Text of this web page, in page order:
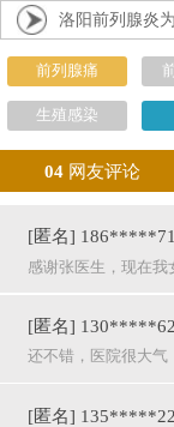
洛阳前列腺炎
前列腺痛
生殖感染
04 网友评论
[匿名]
感谢张医生，现在我
[匿名]
还不错，医院很大气
[匿名]